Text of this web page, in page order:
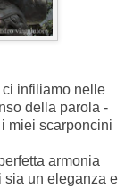
infiliamo nelle
della parola -
miei scarponcini
armonia
sia un eleganza e